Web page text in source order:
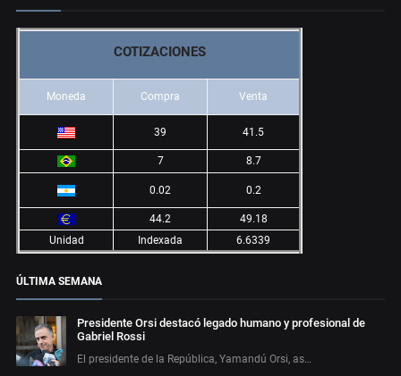
COTIZACIONES
Moneda Compra Venta
39 41.5
7 8.7
0.02 0.2
44.2
49.18
Unidad
Indexada 6.6339
ÚLTIMA SEMANA
Presidente Orsi destacó legado humano y profesional de
Gabriel Rossi
El presidente de la República, Yamandú Orsi, as…